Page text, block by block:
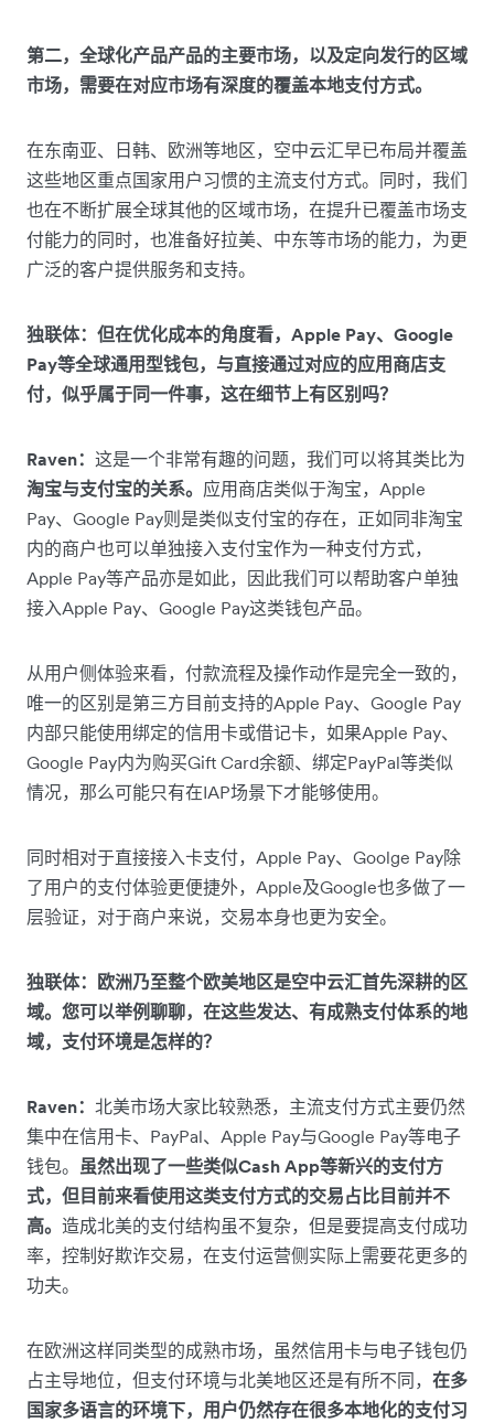
第二，全球化产品产品的主要市场，以及定向发行的区域
市场，需要在对应市场有深度的覆盖本地支付方式。
在东南亚、日韩、欧洲等地区，空中云汇早已布局并覆盖
这些地区重点国家用户习惯的主流支付方式。同时，我们
也在不断扩展全球其他的区域市场，在提升已覆盖市场支
付能力的同时，也准备好拉美、中东等市场的能力，为更
广泛的客户提供服务和支持。
独联体：但在优化成本的角度看，Apple Pay、Google
Pay等全球通用型钱包，与直接通过对应的应用商店支
付，似乎属于同一件事，这在细节上有区别吗？
Raven： 这是一个非常有趣的问题，我们可以将其类比为
淘宝与支付宝的关系。 应用商店类似于淘宝，Apple
Pay、Google Pay则是类似支付宝的存在，正如同非淘宝
内的商户也可以单独接入支付宝作为一种支付方式，
Apple Pay等产品亦是如此，因此我们可以帮助客户单独
接入Apple Pay、Google Pay这类钱包产品。
从用户侧体验来看，付款流程及操作动作是完全一致的，
唯一的区别是第三方目前支持的Apple Pay、Google Pay
内部只能使用绑定的信用卡或借记卡，如果Apple Pay、
Google Pay内为购买Gift Card余额、绑定PayPal等类似
情况，那么可能只有在IAP场景下才能够使用。
同时相对于直接接入卡支付，Apple Pay、Goolge Pay除
了用户的支付体验更便捷外，Apple及Google也多做了一
层验证，对于商户来说，交易本身也更为安全。
独联体：欧洲乃至整个欧美地区是空中云汇首先深耕的区
域。您可以举例聊聊，在这些发达、有成熟支付体系的地
域，支付环境是怎样的？
Raven： 北美市场大家比较熟悉，主流支付方式主要仍然
集中在信用卡、PayPal、Apple Pay与Google Pay等电子
钱包。 虽然出现了一些类似Cash App等新兴的支付方
式，但目前来看使用这类支付方式的交易占比目前并不
高。 造成北美的支付结构虽不复杂，但是要提高支付成功
率，控制好欺诈交易，在支付运营侧实际上需要花更多的
功夫。
在欧洲这样同类型的成熟市场，虽然信用卡与电子钱包仍
占主导地位，但支付环境与北美地区还是有所不同， 在多
国家多语言的环境下，用户仍然存在很多本地化的支付习